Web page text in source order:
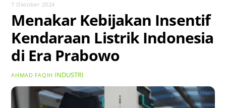
7 Oktober 2024
Menakar Kebijakan Insentif
Kendaraan Listrik Indonesia
di Era Prabowo
AHMAD FAQIH INDUSTRI